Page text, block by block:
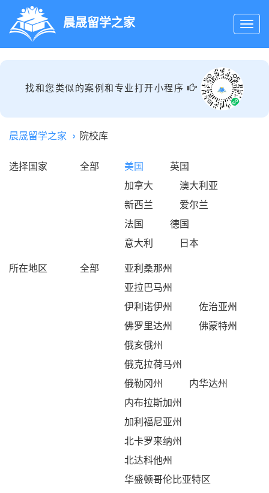
晨晟留学之家
找和您类似的案例和专业打开小程序
晨晟留学之家 院校库
选择国家 全部 美国
英国
加拿大
澳大利亚
新西兰
爱尔兰
法国
德国
意大利
日本
所在地区
全部
亚利桑那州
亚拉巴马州
伊利诺伊州
佐治亚州
佛罗里达州
佛蒙特州
俄亥俄州
俄克拉荷马州
俄勒冈州
内华达州
内布拉斯加州
加利福尼亚州
北卡罗来纳州
北达科他州
华盛顿哥伦比亚特区